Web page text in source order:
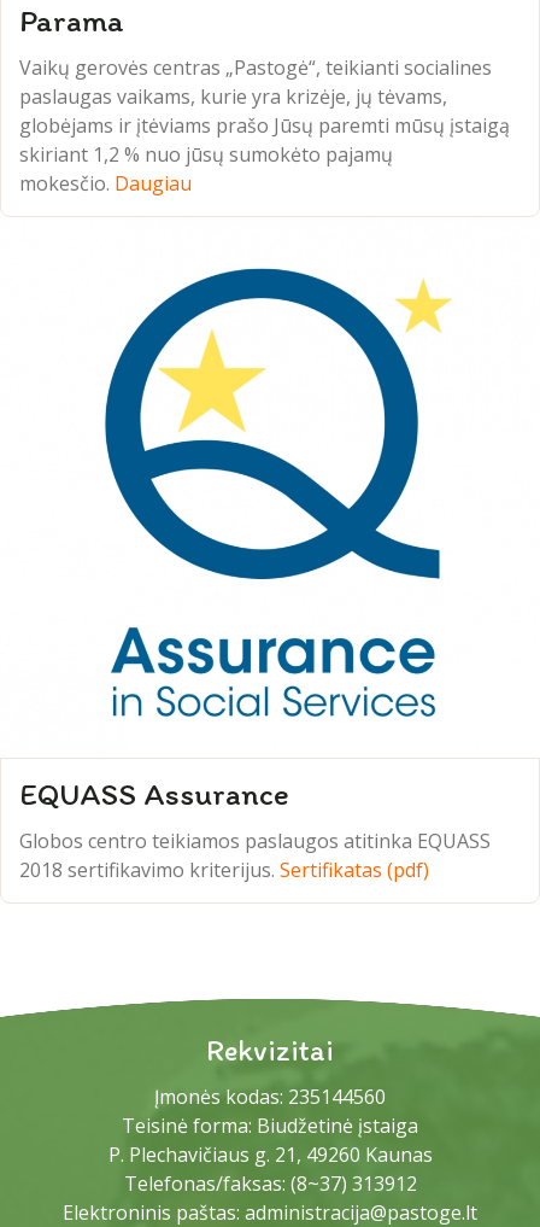
Parama
Vaikų gerovės centras „Pastogė“, teikianti socialines
paslaugas vaikams, kurie yra krizėje, jų tėvams,
globėjams ir įtėviams prašo Jūsų paremti mūsų įstaigą
skiriant 1,2 % nuo jūsų sumokėto pajamų
mokesčio. Daugiau
EQUASS Assurance
Globos centro teikiamos paslaugos atitinka EQUASS
2018 sertifikavimo kriterijus. Sertifikatas (pdf)
Rekvizitai
Įmonės kodas: 235144560
Teisinė forma: Biudžetinė įstaiga
P. Plechavičiaus g. 21, 49260 Kaunas
Telefonas/faksas: (8~37) 313912
Elektroninis paštas: administracija@pastoge.lt